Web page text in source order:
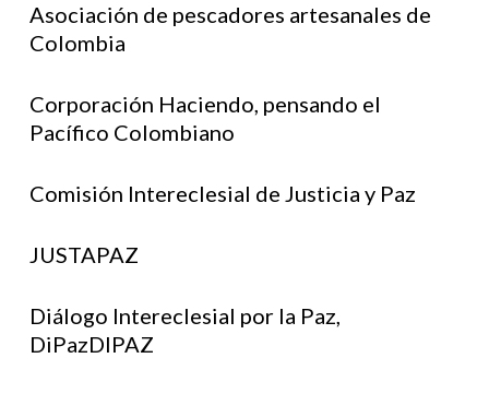
Asociación de pescadores artesanales de
Colombia
Corporación Haciendo, pensando el
Pacífico Colombiano
Comisión Intereclesial de Justicia y Paz
JUSTAPAZ
Diálogo Intereclesial por la Paz,
DiPazDIPAZ